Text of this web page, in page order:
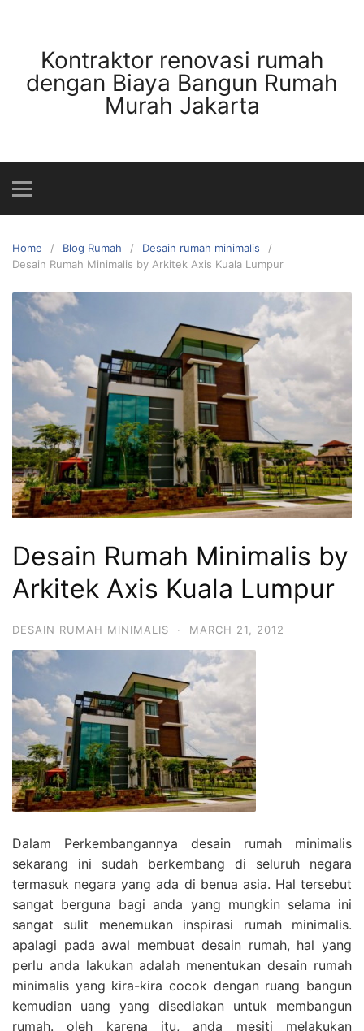
contentKontraktor renovasi rumah
dengan Biaya Bangun Rumah
Murah Jakarta
Home Blog Rumah
Desain rumah minimalis
Desain Rumah Minimalis by Arkitek Axis Kuala Lumpur
Desain Rumah Minimalis by
Arkitek Axis Kuala Lumpur
DESAIN RUMAH MINIMALIS · MARCH 21, 2012
Dalam Perkembangannya desain rumah minimalis
sekarang ini sudah berkembang di seluruh negara
termasuk negara yang ada di benua asia. Hal tersebut
sangat berguna bagi anda yang mungkin selama ini
sangat sulit menemukan inspirasi rumah minimalis.
apalagi pada awal membuat desain rumah, hal yang
perlu anda lakukan adalah menentukan desain rumah
minimalis yang kira-kira cocok dengan ruang bangun
kemudian uang yang disediakan untuk membangun
rumah. oleh karena itu, anda mesiti melakukan